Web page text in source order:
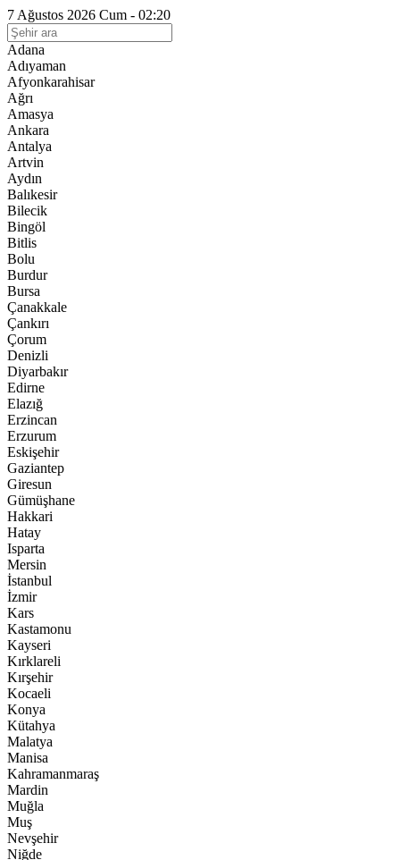
7 Ağustos 2026 Cum - 02:20
Adana
Adıyaman
Afyonkarahisar
Ağrı
Amasya
Ankara
Antalya
Artvin
Aydın
Balıkesir
Bilecik
Bingöl
Bitlis
Bolu
Burdur
Bursa
Çanakkale
Çankırı
Çorum
Denizli
Diyarbakır
Edirne
Elazığ
Erzincan
Erzurum
Eskişehir
Gaziantep
Giresun
Gümüşhane
Hakkari
Hatay
Isparta
Mersin
İstanbul
İzmir
Kars
Kastamonu
Kayseri
Kırklareli
Kırşehir
Kocaeli
Konya
Kütahya
Malatya
Manisa
Kahramanmaraş
Mardin
Muğla
Muş
Nevşehir
Niğde